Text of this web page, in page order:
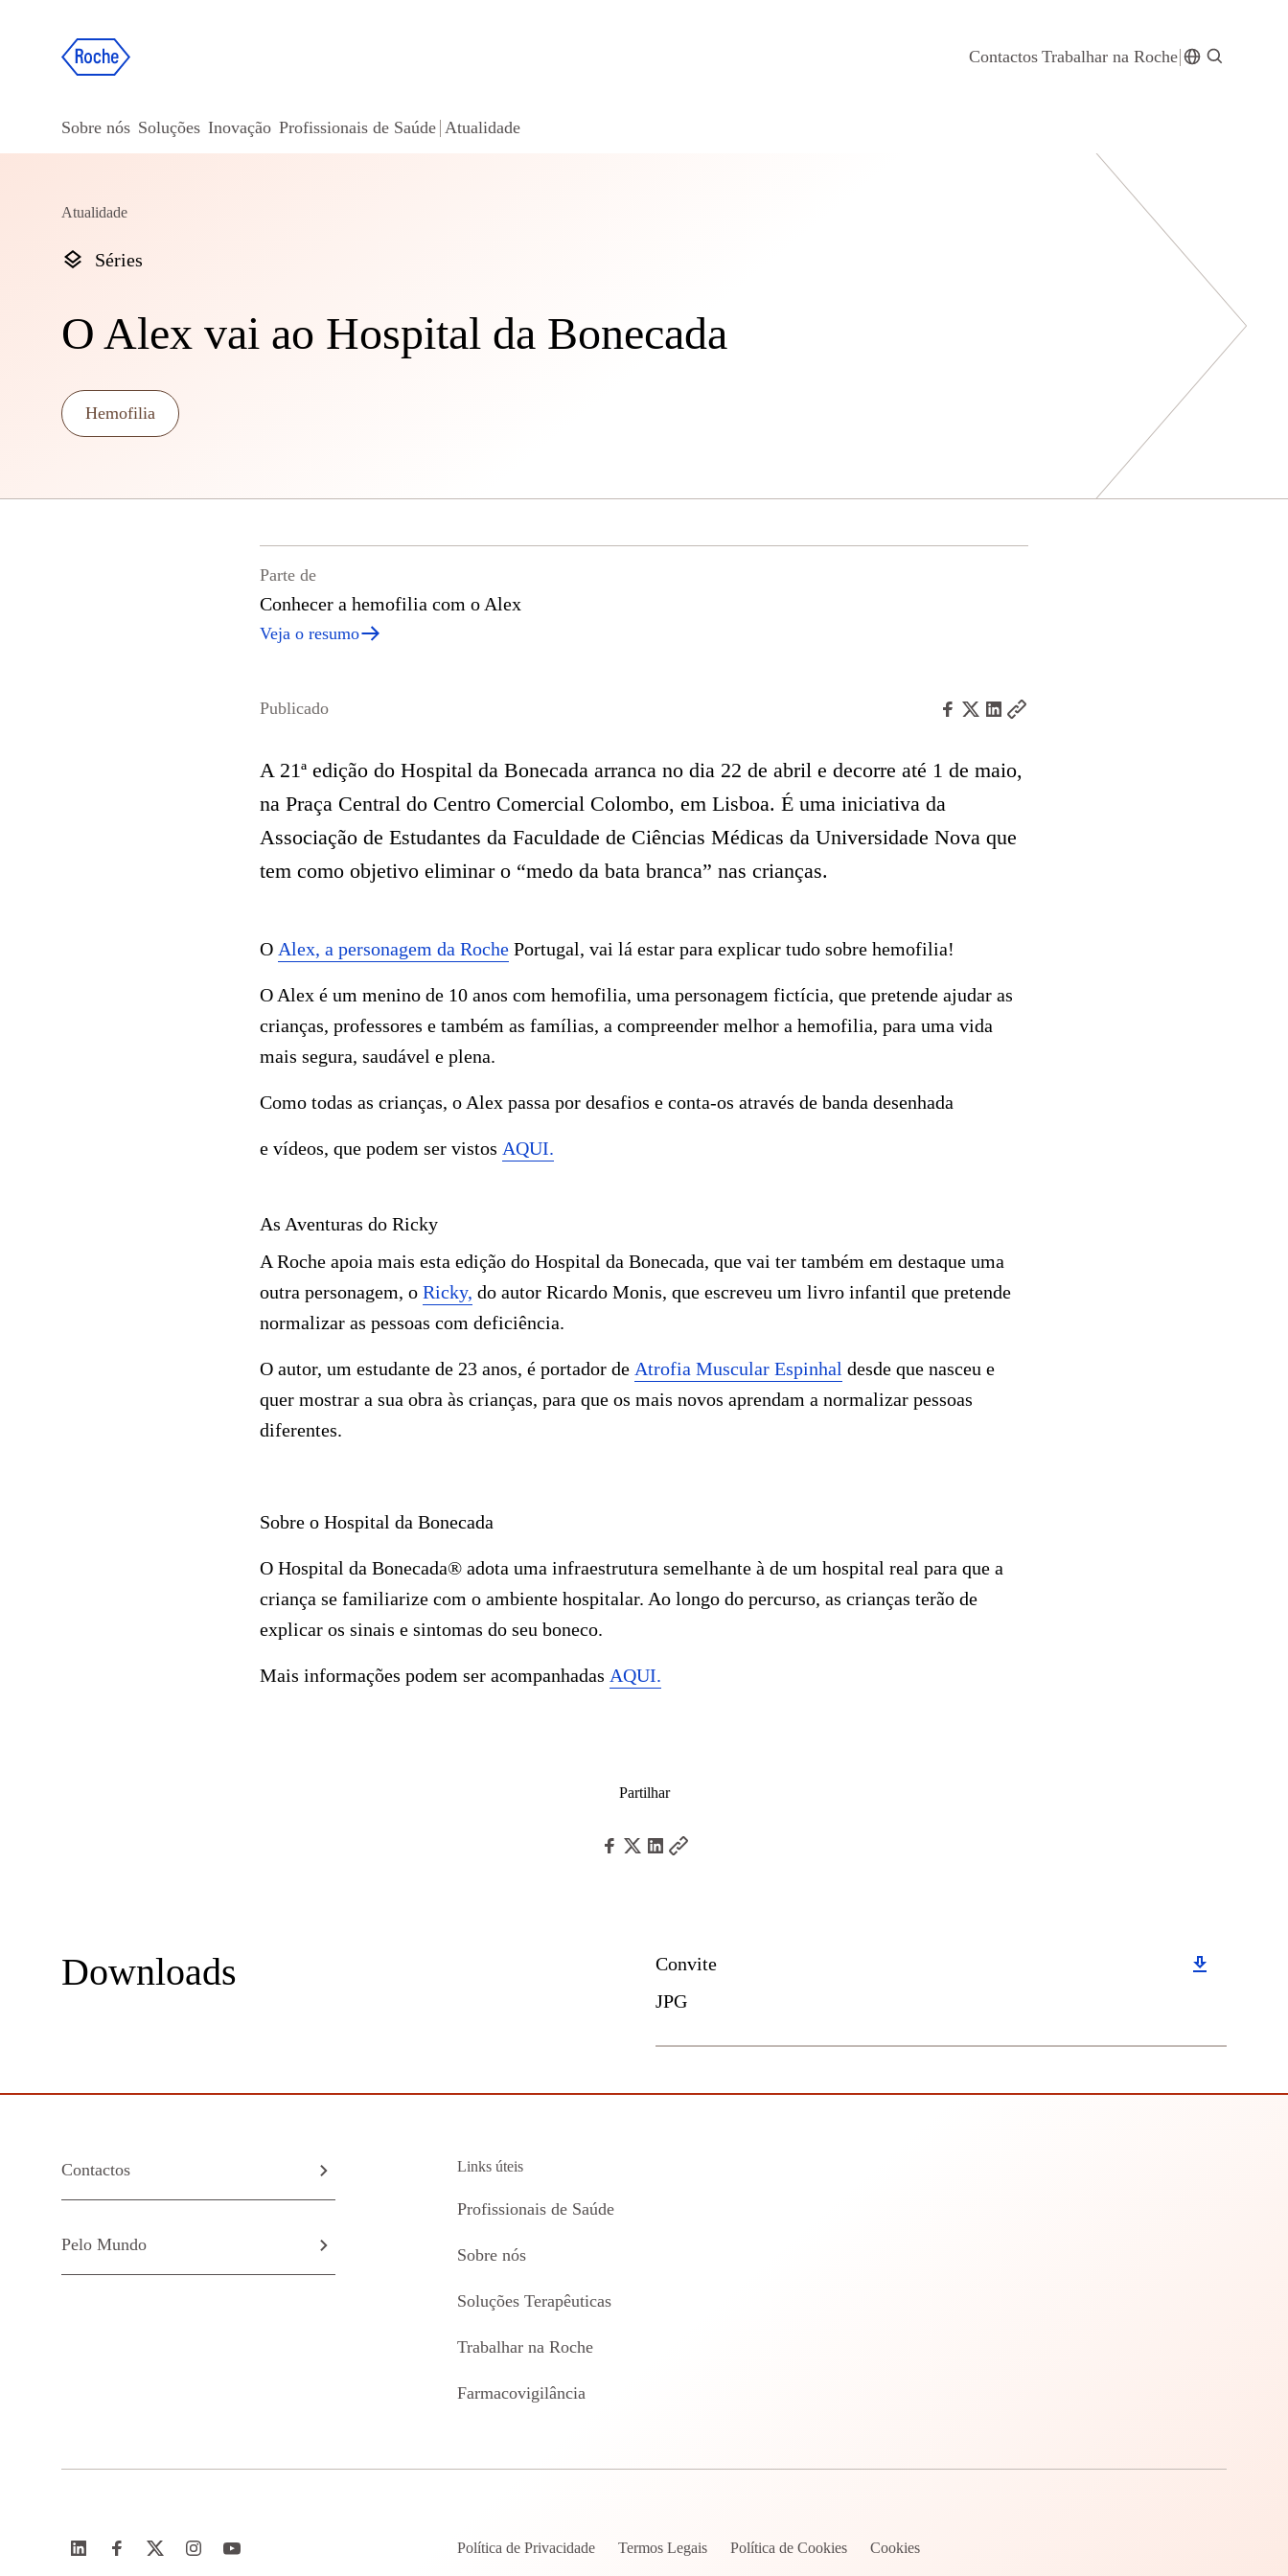
Contactos Trabalhar na Roche
Sobre nós Soluções Inovação Profissionais de Saúde Atualidade
Atualidade
Séries
O Alex vai ao Hospital da Bonecada
Hemofilia
Parte de
Conhecer a hemofilia com o Alex
Veja o resumo
Publicado
A 21ª edição do Hospital da Bonecada arranca no dia 22 de abril e decorre até 1 de maio,
na Praça Central do Centro Comercial Colombo, em Lisboa. É uma iniciativa da
Associação de Estudantes da Faculdade de Ciências Médicas da Universidade Nova que
tem como objetivo eliminar o “medo da bata branca” nas crianças.
O Alex, a personagem da Roche Portugal, vai lá estar para explicar tudo sobre hemofilia!
O Alex é um menino de 10 anos com hemofilia, uma personagem fictícia, que pretende ajudar as
crianças, professores e também as famílias, a compreender melhor a hemofilia, para uma vida
mais segura, saudável e plena.
Como todas as crianças, o Alex passa por desafios e conta-os através de banda desenhada
e vídeos, que podem ser vistos AQUI.
As Aventuras do Ricky
A Roche apoia mais esta edição do Hospital da Bonecada, que vai ter também em destaque uma
outra personagem, o Ricky, do autor Ricardo Monis, que escreveu um livro infantil que pretende
normalizar as pessoas com deficiência.
O autor, um estudante de 23 anos, é portador de Atrofia Muscular Espinhal desde que nasceu e
quer mostrar a sua obra às crianças, para que os mais novos aprendam a normalizar pessoas
diferentes.
Sobre o Hospital da Bonecada
O Hospital da Bonecada® adota uma infraestrutura semelhante à de um hospital real para que a
criança se familiarize com o ambiente hospitalar. Ao longo do percurso, as crianças terão de
explicar os sinais e sintomas do seu boneco.
Mais informações podem ser acompanhadas AQUI.
Partilhar
Downloads Download
Convite
JPG
Contactos
Pelo Mundo
Links úteis
Profissionais de Saúde
Sobre nós
Soluções Terapêuticas
Trabalhar na Roche
Farmacovigilância
Política de Privacidade Termos Legais Política de Cookies Cookies